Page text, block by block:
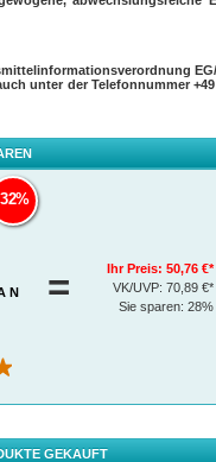
EG/
unter der Telefonnummer
N
32%
= Ihr Preis:50,76 €*
VK/UVP:70,89 €*
Sie sparen:28%
GEKAUFT